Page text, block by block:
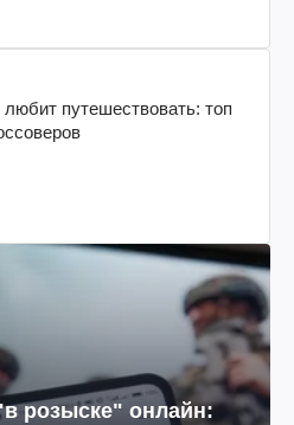
путешествовать: топ
розыске" онлайн: